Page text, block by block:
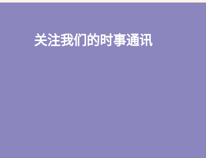
关注我们的时事通讯